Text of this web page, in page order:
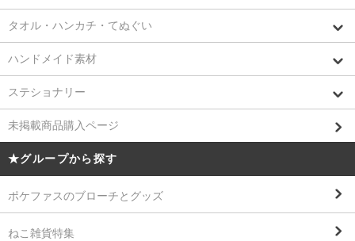
タオル・ハンカチ・てぬぐい
ハンドメイド素材
ステショナリー
未掲載商品購入ページ
★グループから探す
ポケファスのブローチとグッズ
ねこ雑貨特集